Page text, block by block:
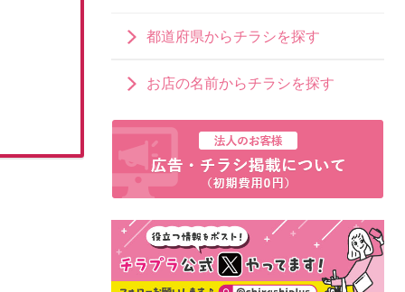
都道府県からチラシを探す
お店の名前からチラシを探す